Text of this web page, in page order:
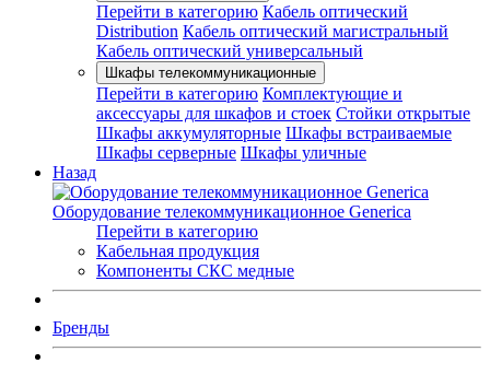
Перейти в категорию Кабель оптический
Distribution Кабель оптический магистральный
Кабель оптический универсальный
Шкафы телекоммуникационные
Перейти в категорию Комплектующие и
аксессуары для шкафов и стоек Стойки открытые
Шкафы аккумуляторные Шкафы встраиваемые
Шкафы серверные Шкафы уличные
Назад
Оборудование телекоммуникационное Generica
Перейти в категорию
Кабельная продукция
Компоненты СКС медные
Бренды